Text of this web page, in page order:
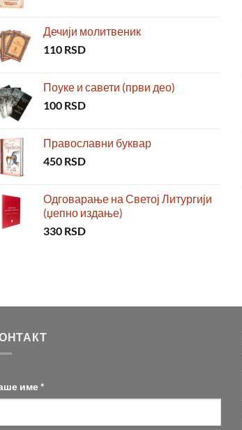
Дечији молитвеник
110 RSD
Поуке и савети (први део)
100 RSD
Православни буквар
450 RSD
Одговарање на Светој Литургији
(џепно издање)
330 RSD
име *